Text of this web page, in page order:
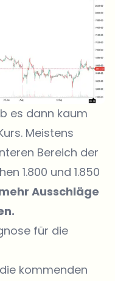
es dann kaum
Meistens
Bereich der
1.800 und 1.850
Ausschläge
für die
kommenden